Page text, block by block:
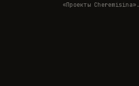
«Проекты Cheremisina».